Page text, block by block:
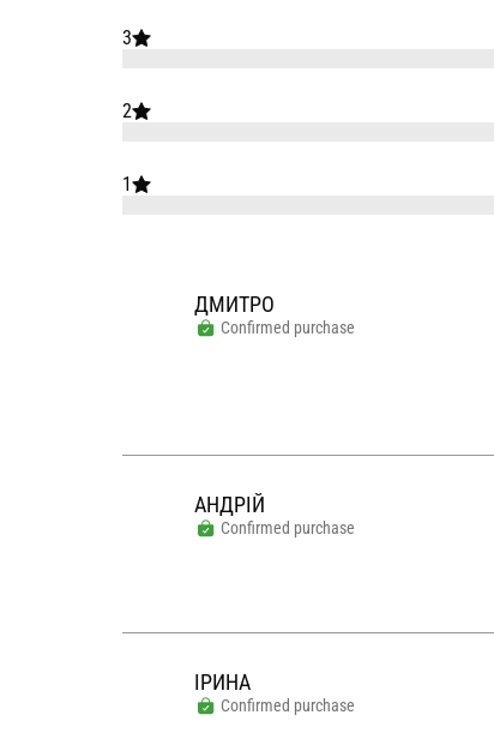
3
2
1
ДМИТРО
Confirmed purchase
АНДРІЙ
Confirmed purchase
ІРИНА
Confirmed purchase